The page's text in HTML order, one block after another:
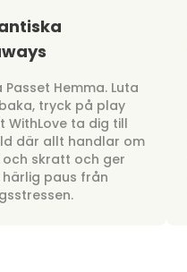
Passet Hemma. Luta
tryck på play
WithLove ta dig till
där allt handlar om
och skratt och ger
härlig paus från